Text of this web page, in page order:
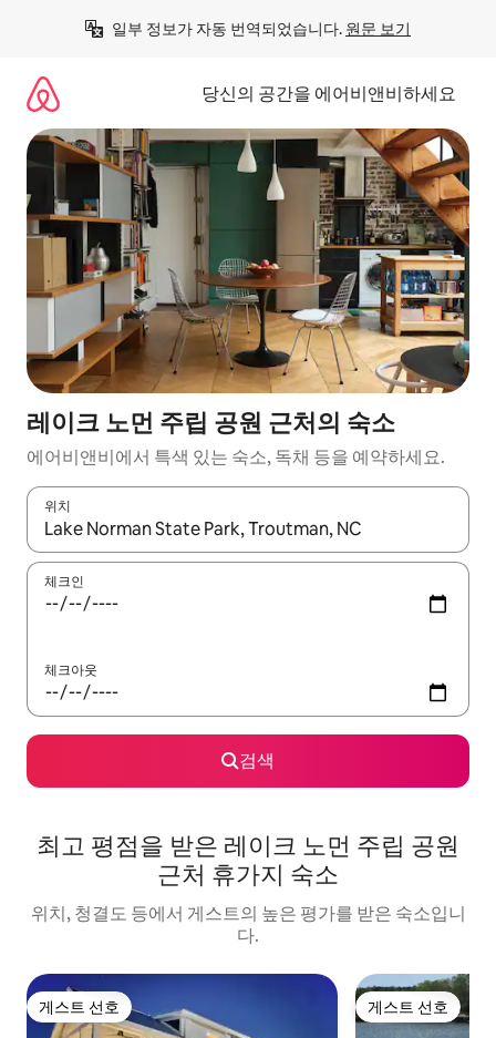
일부 정보가 자동 번역되었습니다. 원문 보기
당신의 공간을 에어비앤비하세요
레이크 노먼 주립 공원 근처의 숙소
에어비앤비에서 특색 있는 숙소, 독채 등을 예약하세요.
위치
결과가 나오면 위·아래 화살표 키를 사용하거나 터치 또는 스와이
체크인
체크아웃
검색
최고 평점을 받은 레이크 노먼 주립 공원
근처 휴가지 숙소
위치, 청결도 등에서 게스트의 높은 평가를 받은 숙소입니
다.
게스트 선호
게스트 선호 게스트 선호
게스트 선호